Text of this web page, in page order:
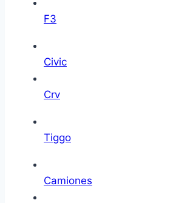
F3
Civic
Crv
Tiggo
Camiones